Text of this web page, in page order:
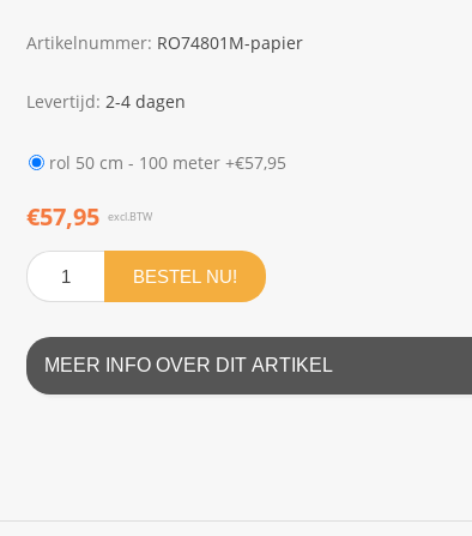
Artikelnummer: RO74801M-papier
Levertijd: 2-4 dagen
rol 50 cm - 100 meter +€57,95
€57,95 excl.BTW
BESTEL NU!
MEER INFO OVER DIT ARTIKEL